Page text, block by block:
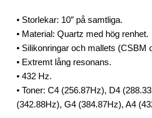
• Storlekar: 10″ på samtliga.
• Material: Quartz med hög renhet.
• Silikonringar och mallets (CSBM
• Extremt lång resonans.
• 432 Hz.
• Toner: C4 (256.87Hz), D4
(342.88Hz), G4 (384.87Hz), A4